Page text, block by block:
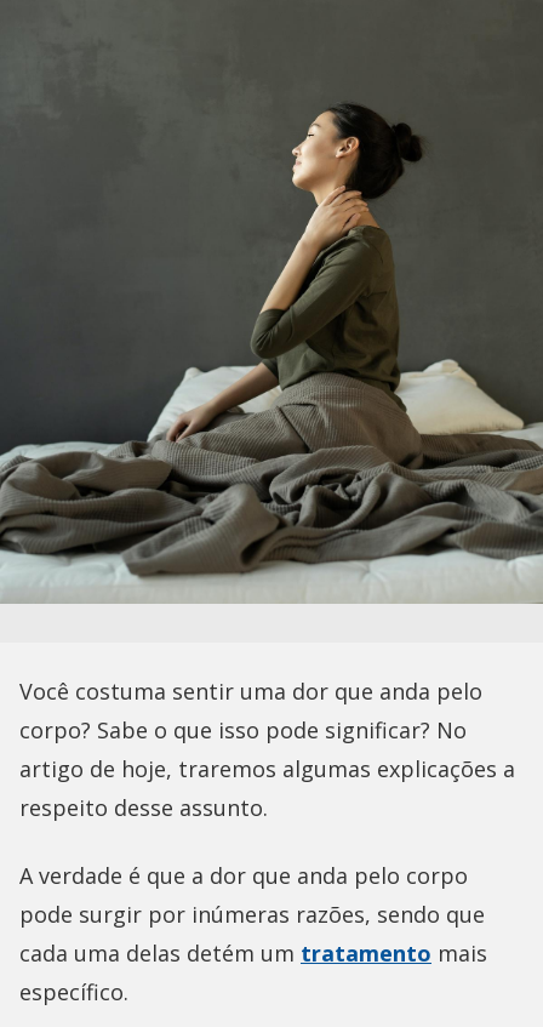
Você costuma sentir uma dor que anda pelo
corpo? Sabe o que isso pode significar? No
artigo de hoje, traremos algumas explicações a
respeito desse assunto.
A verdade é que a dor que anda pelo corpo
pode surgir por inúmeras razões, sendo que
cada uma delas detém um tratamento mais
específico.